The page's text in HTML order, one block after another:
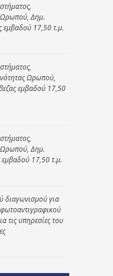
Δημ.
εμβαδού 17,50 τ.μ.
Ωρωπού,
εμβαδού 17,50
Δημ.
17,50 τ.μ.
διαγωνισμού για
τις υπηρεσίες του